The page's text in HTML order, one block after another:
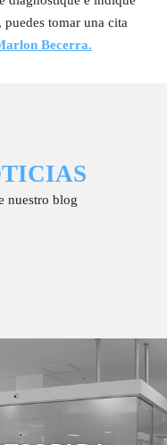
tomar una cita
Becerra.
nuestro blog